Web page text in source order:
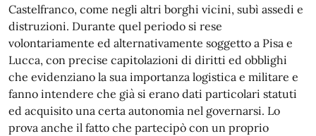
Castelfranco, come negli altri borghi vicini, subì assedi e
distruzioni. Durante quel periodo si rese
volontariamente ed alternativamente soggetto a Pisa e
Lucca, con precise capitolazioni di diritti ed obblighi
che evidenziano la sua importanza logistica e militare e
fanno intendere che già si erano dati particolari statuti
ed acquisito una certa autonomia nel governarsi. Lo
prova anche il fatto che partecipò con un proprio